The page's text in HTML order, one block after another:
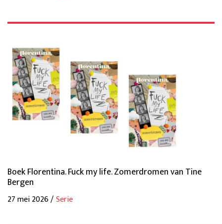
Boek Florentina. Fuck my life. Zomerdromen van Tine
Bergen
27 mei 2026 /Serie